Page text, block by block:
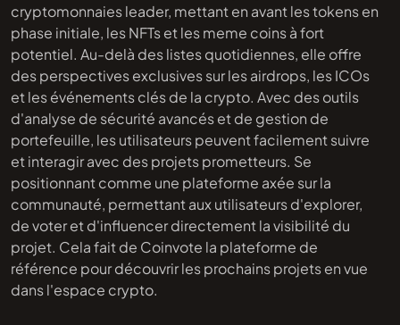
cryptomonnaies leader, mettant en avant les tokens en
phase initiale, les NFTs et les meme coins à fort
potentiel. Au-delà des listes quotidiennes, elle offre
des perspectives exclusives sur les airdrops, les ICOs
et les événements clés de la crypto. Avec des outils
d'analyse de sécurité avancés et de gestion de
portefeuille, les utilisateurs peuvent facilement suivre
et interagir avec des projets prometteurs. Se
positionnant comme une plateforme axée sur la
communauté, permettant aux utilisateurs d'explorer,
de voter et d'influencer directement la visibilité du
projet. Cela fait de Coinvote la plateforme de
référence pour découvrir les prochains projets en vue
dans l'espace crypto.